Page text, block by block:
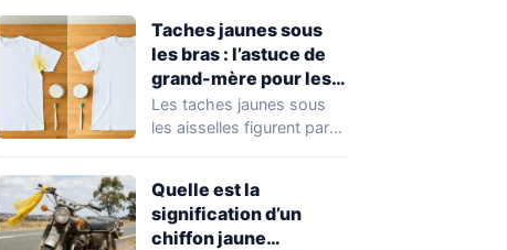
Taches jaunes sous
les bras : l’astuce de
grand-mère pour les
faire disparaître
Les taches jaunes sous
les aisselles figurent parmi
Quelle est la
signification d’un
chiffon jaune